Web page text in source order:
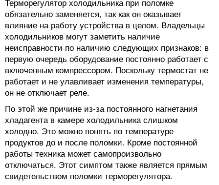
обязательно заменяется, так как он оказывает
влияние на работу устройства в целом. Владельцы
холодильников могут заметить наличие
неисправности по наличию следующих признаков: в
первую очередь оборудование постоянно работает с
включенным компрессором. Поскольку термостат не
работает и не улавливает изменения температуры,
он не отключает реле.
По этой же причине из-за постоянного нагнетания
хладагента в камере холодильника слишком
холодно. Это можно понять по температуре
продуктов до и после поломки. Кроме постоянной
работы техника может самопроизвольно
отключаться. Этот симптом также является прямым
свидетельством поломки терморегулятора.